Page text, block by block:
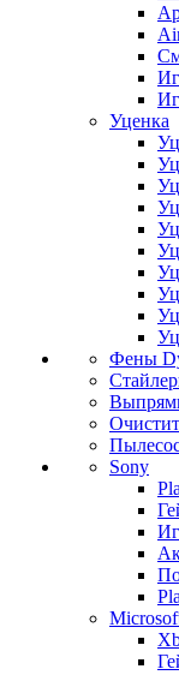
Уценка
Фены
Sony